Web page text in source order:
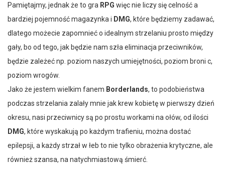
Pamiętajmy, jednak że to gra RPG więc nie liczy się celność a
bardziej pojemność magazynka i DMG, które będziemy zadawać,
dlatego możecie zapomnieć o idealnym strzelaniu prosto między
gały, bo od tego, jak będzie nam szła eliminacja przeciwników,
będzie zależeć np. poziom naszych umiejętności, poziom broni c,
poziom wrogów.
Jako że jestem wielkim fanem Borderlands, to podobieństwa
podczas strzelania zalały mnie jak krew kobietę w pierwszy dzień
okresu, nasi przeciwnicy są po prostu workami na ołów, od ilości
DMG, które wyskakują po każdym trafieniu, można dostać
epilepsji, a każdy strzał w łeb to nie tylko obrażenia krytyczne, ale
również szansa, na natychmiastową śmierć.